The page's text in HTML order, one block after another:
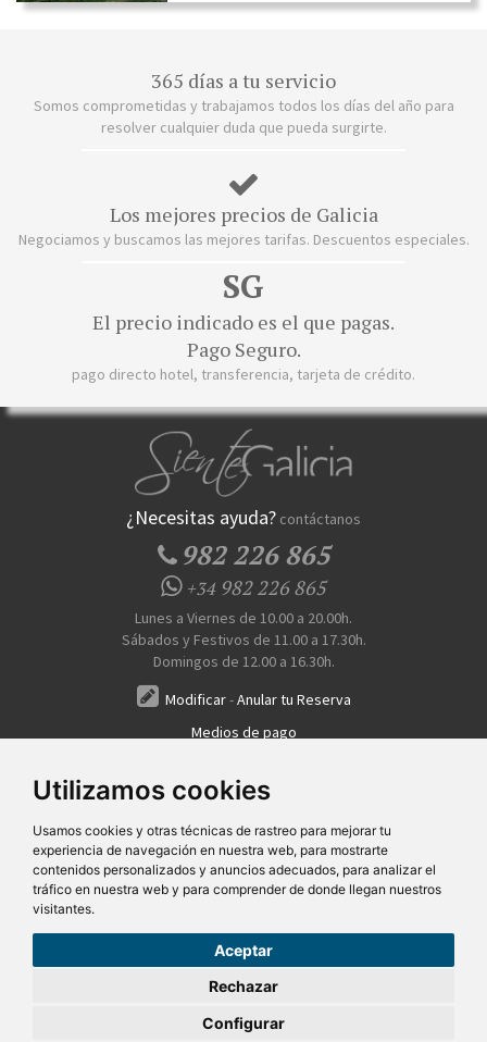
Utilizamos cookies
Usamos cookies y otras técnicas de rastreo para mejorar tu
experiencia de navegación en nuestra web, para mostrarte
contenidos personalizados y anuncios adecuados, para analizar el
tráfico en nuestra web y para comprender de donde llegan nuestros
visitantes.
Aceptar
Rechazar
Configurar
365 días a tu servicio
Somos comprometidas y trabajamos todos los días del año para
resolver cualquier duda que pueda surgirte.
Los mejores precios de Galicia
Negociamos y buscamos las mejores tarifas. Descuentos especiales.
SG
El precio indicado es el que pagas.
Pago Seguro.
pago directo hotel, transferencia, tarjeta de crédito.
¿Necesitas ayuda? contáctanos
982 226 865
+34982 226 865
Lunes a Viernes de 10.00 a 20.00h.
Sábados y Festivos de 11.00 a 17.30h.
Domingos de 12.00 a 16.30h.
Modificar-Anular tu Reserva
Medios de pago
Quiénes Somos
sobre cookies|Ayudas
SG Entornos Turísticos S.L. Av. Vila Verde Cidade de Portugal, 25 Bajo. Lugo 27002 – España
- Licencia Agencia de viajesN° XG.362
Todos los derechos reservados